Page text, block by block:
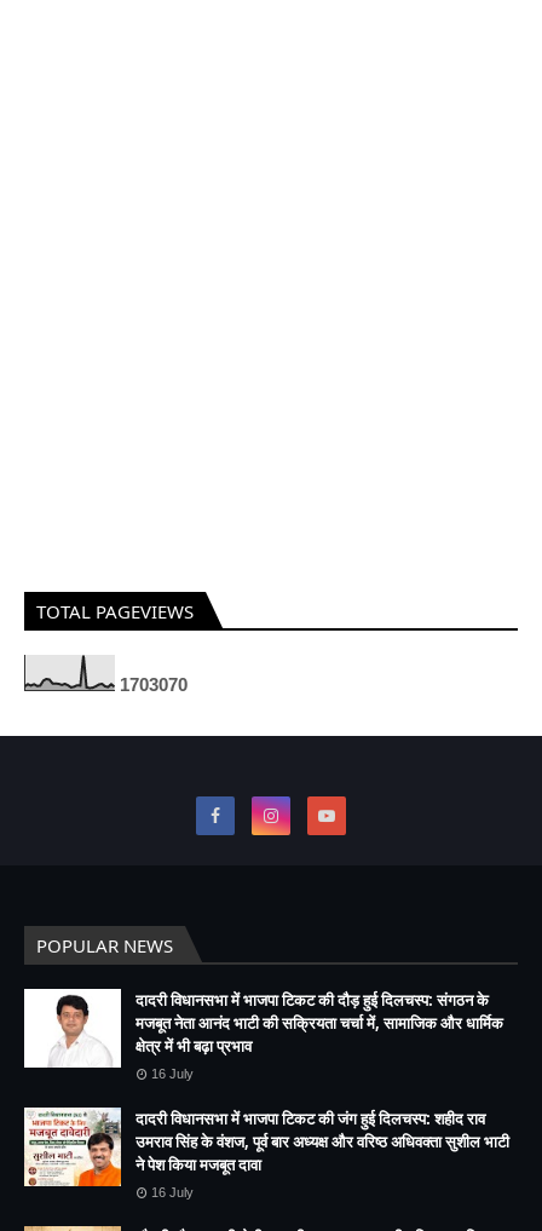
TOTAL PAGEVIEWS
1703070
POPULAR NEWS
दादरी विधानसभा में भाजपा टिकट की दौड़ हुई दिलचस्प: संगठन के
मजबूत नेता आनंद भाटी की सक्रियता चर्चा में, सामाजिक और धार्मिक
क्षेत्र में भी बढ़ा प्रभाव
16 July
दादरी विधानसभा में भाजपा टिकट की जंग हुई दिलचस्प: शहीद राव
उमराव सिंह के वंशज, पूर्व बार अध्यक्ष और वरिष्ठ अधिवक्ता सुशील भाटी
ने पेश किया मजबूत दावा
16 July